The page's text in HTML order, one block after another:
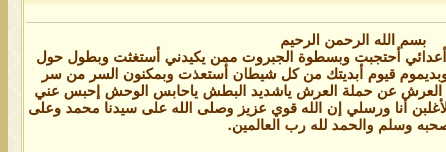
بسم الله الرحمن الرحيم
أعدائي أحتجبت وبسطوة الجبروت ممن يكيدني أستغثت وبطول حول
قيوم أبديتك من كل شيطان أستعذت وبمكنون السر من سر
عن حملة العرش ياشديد البطش ياحابس الوحش إحبس عني
أنا ورسلي إن الله قوي عزيز وصلى الله على سيدنا محمد وعلى
وسلم والحمد لله رب العالمين.